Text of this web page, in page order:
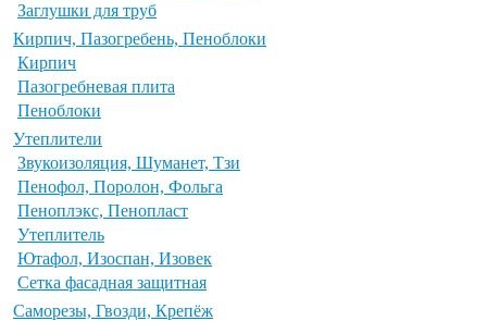
Заглушки для труб
Кирпич, Пазогребень, Пеноблоки
Кирпич
Пазогребневая плита
Пеноблоки
Утеплители
Звукоизоляция, Шуманет, Тзи
Пенофол, Поролон, Фольга
Пеноплэкс, Пенопласт
Утеплитель
Ютафол, Изоспан, Изовек
Сетка фасадная защитная
Саморезы, Гвозди, Крепёж